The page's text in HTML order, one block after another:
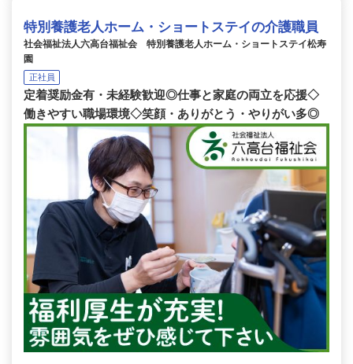
特別養護老人ホーム・ショートステイの介護職員
社会福祉法人六高台福祉会 特別養護老人ホーム・ショートステイ松寿
園
正社員
定着奨励金有・未経験歓迎◎仕事と家庭の両立を応援◇
働きやすい職場環境◇笑顔・ありがとう・やりがい多◎